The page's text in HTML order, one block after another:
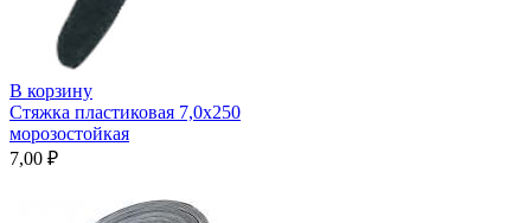
В корзину
Стяжка пластиковая 7,0х250
морозостойкая
7,00 ₽